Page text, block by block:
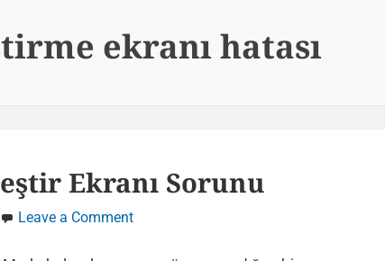
ekranı hatası
Ekranı Sorunu
Leave a Commenton